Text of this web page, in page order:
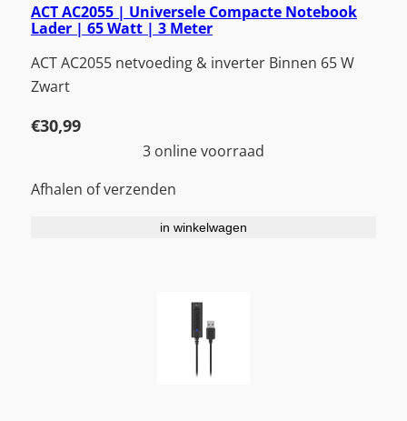
ACT AC2055 | Universele Compacte Notebook
Lader | 65 Watt | 3 Meter
ACT AC2055 netvoeding & inverter Binnen 65 W
Zwart
€30,99
3 online voorraad
Afhalen of verzenden
in winkelwagen